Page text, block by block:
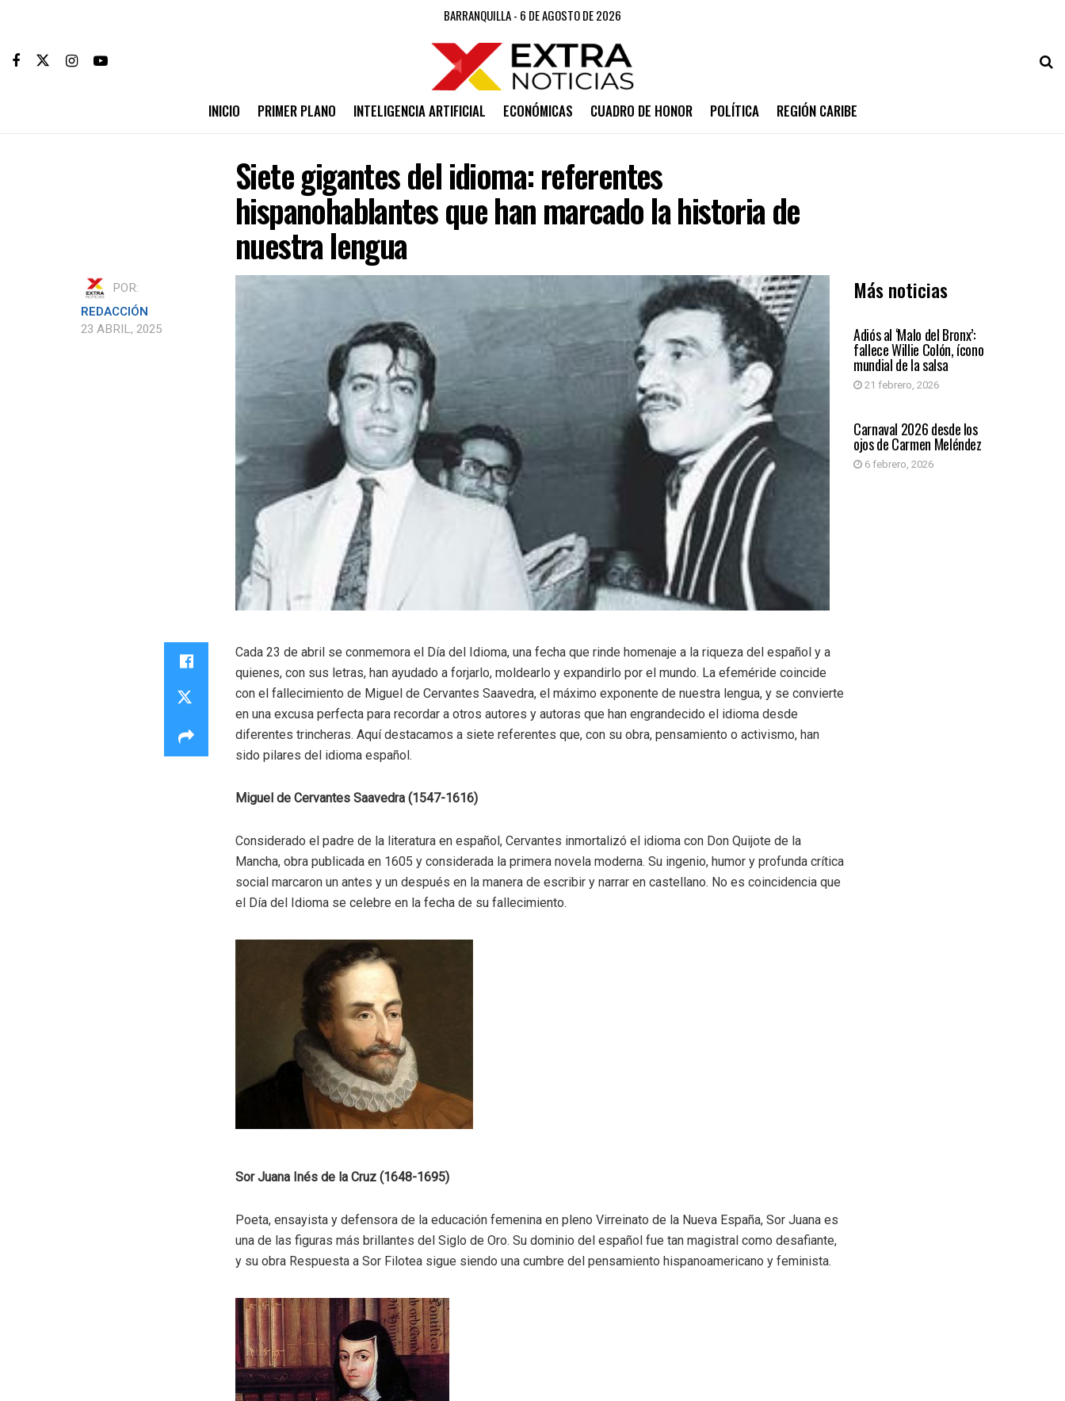
BARRANQUILLA - 6 DE AGOSTO DE 2026
INICIO PRIMER PLANO INTELIGENCIA ARTIFICIAL ECONÓMICAS CUADRO DE HONOR POLÍTICA REGIÓN CARIBE
Siete gigantes del idioma: referentes
hispanohablantes que han marcado la historia de
nuestra lengua
POR:
REDACCIÓN
23 ABRIL, 2025
Más noticias
ARTE Y CULTURA
Adiós al ‘Malo del Bronx’:
fallece Willie Colón, ícono
mundial de la salsa
21 febrero, 2026
ARTE Y CULTURA
Carnaval 2026 desde los
ojos de Carmen Meléndez
6 febrero, 2026
Cada 23 de abril se conmemora el Día del Idioma, una fecha que rinde homenaje a la riqueza del español y a
quienes, con sus letras, han ayudado a forjarlo, moldearlo y expandirlo por el mundo. La efeméride coincide
con el fallecimiento de Miguel de Cervantes Saavedra, el máximo exponente de nuestra lengua, y se convierte
en una excusa perfecta para recordar a otros autores y autoras que han engrandecido el idioma desde
diferentes trincheras. Aquí destacamos a siete referentes que, con su obra, pensamiento o activismo, han
sido pilares del idioma español.
Miguel de Cervantes Saavedra (1547-1616)
Considerado el padre de la literatura en español, Cervantes inmortalizó el idioma con Don Quijote de la
Mancha, obra publicada en 1605 y considerada la primera novela moderna. Su ingenio, humor y profunda crítica
social marcaron un antes y un después en la manera de escribir y narrar en castellano. No es coincidencia que
el Día del Idioma se celebre en la fecha de su fallecimiento.
Sor Juana Inés de la Cruz (1648-1695)
Poeta, ensayista y defensora de la educación femenina en pleno Virreinato de la Nueva España, Sor Juana es
una de las figuras más brillantes del Siglo de Oro. Su dominio del español fue tan magistral como desafiante,
y su obra Respuesta a Sor Filotea sigue siendo una cumbre del pensamiento hispanoamericano y feminista.